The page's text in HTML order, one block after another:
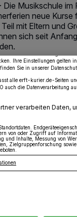
· Die Musikschule
neue Kurse
mit Eltern und
sich seit
Uhr Eine Minute
speichern und greifen
Technologien für die
um Ihnen Dienste
deaktiviert sind, sind manche
so relevant für Sie. Sie
Einstellungen zu ändern
Ihre Einstellungen gelten
Sie in unserer
alle erft-kurier.de-Seiten
auch die Datenverarbeitung
verarbeiten Daten,
von oder Zugriff auf
und Inhalte, Messung von
Zielgruppenforschung